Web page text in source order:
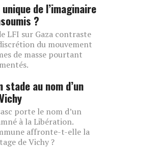
de l’imaginaire
?
LFI sur Gaza contraste
du mouvement
de masse pourtant
stade au nom d’un
porte le nom d’un
à la Libération.
affronte-t-elle la
de Vichy ?